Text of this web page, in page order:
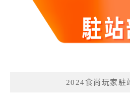
2024食尚玩家駐